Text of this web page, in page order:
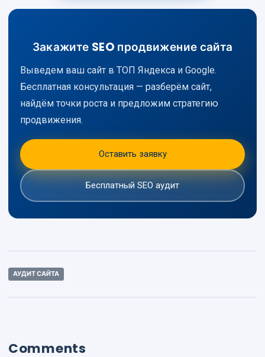
Закажите SEO продвижение сайта
Выведем ваш сайт в ТОП Яндекса и Google.
Бесплатная консультация — разберём сайт,
найдём точки роста и предложим стратегию
продвижения.
Оставить заявку
Бесплатный SEO аудит
АУДИТ САЙТА
Comments